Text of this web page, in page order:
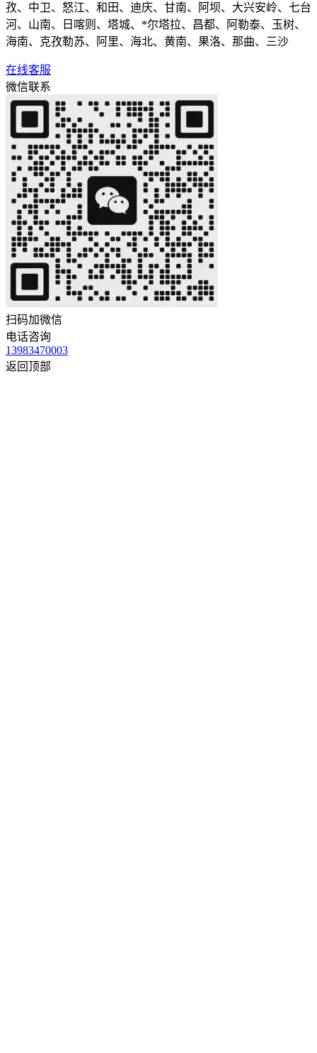
孜、中卫、怒江、和田、迪庆、甘南、阿坝、大兴安岭、七台
河、山南、日喀则、塔城、*尔塔拉、昌都、阿勒泰、玉树、
海南、克孜勒苏、阿里、海北、黄南、果洛、那曲、三沙
在线客服
微信联系
扫码加微信
电话咨询
13983470003
返回顶部